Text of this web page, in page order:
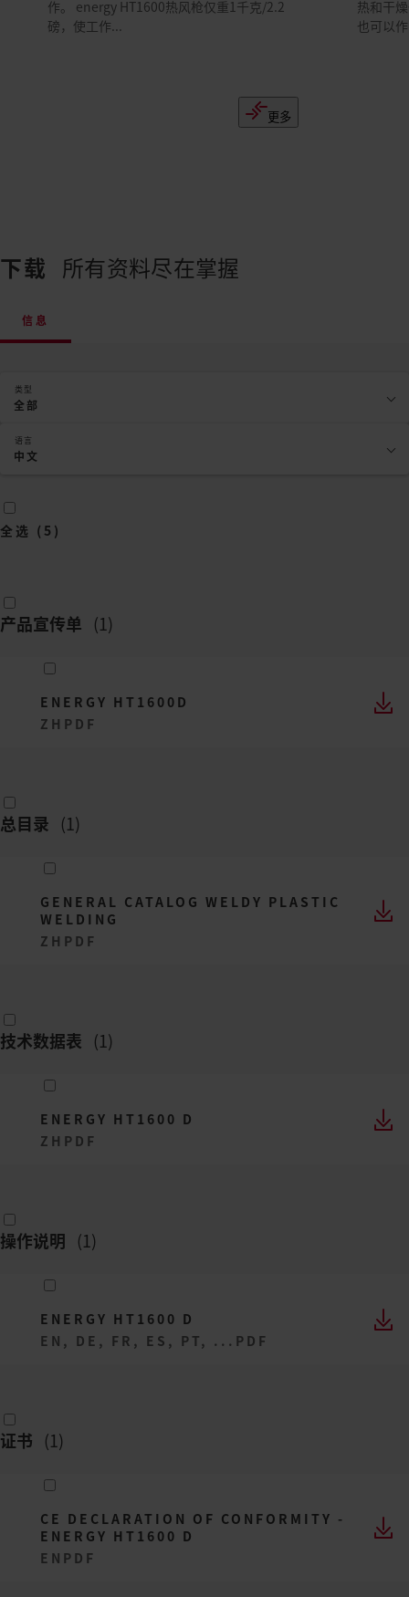
作。 energy HT1600热风枪仅重1千克/2.2
磅，使工作...
更多
热和干
也可以
下载 所有资料尽在掌握
信息
类型
全部
语言
中文
全选 ( 5 )
产品宣传单 (1)
ENERGY HT1600D
ZH PDF
总目录 (1)
GENERAL CATALOG WELDY PLASTIC
WELDING
ZH PDF
技术数据表 (1)
ENERGY HT1600 D
ZH PDF
操作说明 (1)
ENERGY HT1600 D
EN, DE, FR, ES, PT, ... PDF
证书 (1)
CE DECLARATION OF CONFORMITY -
ENERGY HT1600 D
EN PDF